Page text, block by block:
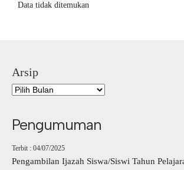
Data tidak ditemukan
Arsip
Pengumuman
Terbit : 04/07/2025
Pengambilan Ijazah Siswa/Siswi Tahun